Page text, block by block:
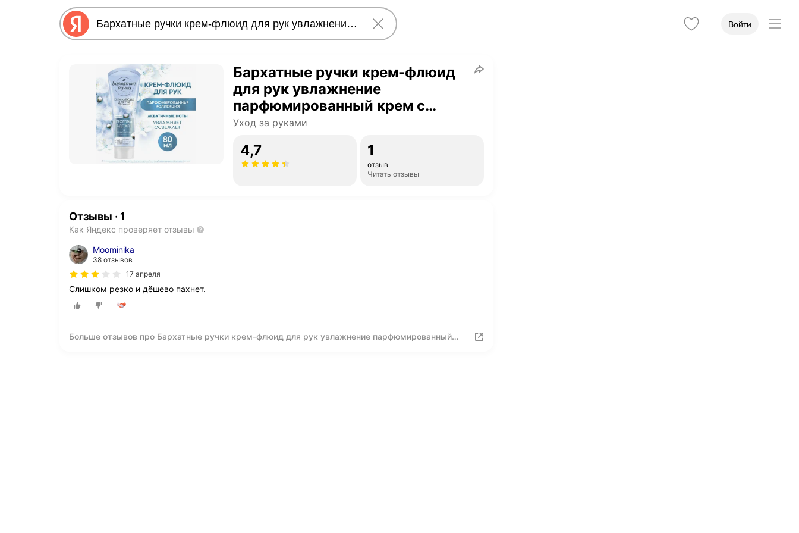
Войти
Бархатные ручки крем-флюид
для рук увлажнение
парфюмированный крем с
экстрактом белого чая и нотами
Уход за руками
4,7 1
отзыв
Читать отзывы
Отзывы · 1
Как Яндекс проверяет отзывы
Moominika
38 отзывов
17 апреля
Слишком резко и дёшево пахнет.
Больше отзывов про Бархатные ручки крем-флюид для рук увлажнение парфюмированный